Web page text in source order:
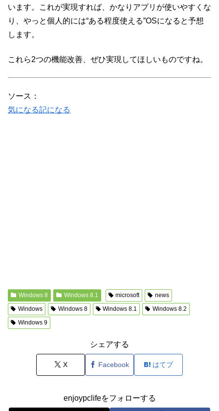
います。これが実現すれば、かなりアプリが使いやすくな
り、やっと個人的には“ある程度使える”OSになると予想
します。
これら2つの機能改善、ぜひ実現してほしいものですね。
ソース：
気になる記になる
Windows 8 Windows 8.1 microsoft
news
Windows
Windows 8 Windows 8.1
Windows 8.2
Windows 9
シェアする
X Facebook はてブ
enjoypclifeをフォローする